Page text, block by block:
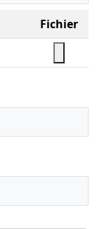
Fichier